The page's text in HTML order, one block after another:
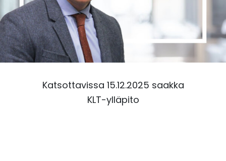
Katsottavissa 15.12.2025 saakka
KLT-ylläpito